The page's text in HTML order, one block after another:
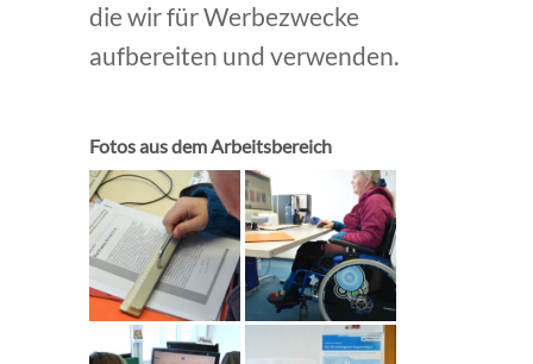
die wir für Werbezwecke
aufbereiten und verwenden.
Fotos aus dem Arbeitsbereich